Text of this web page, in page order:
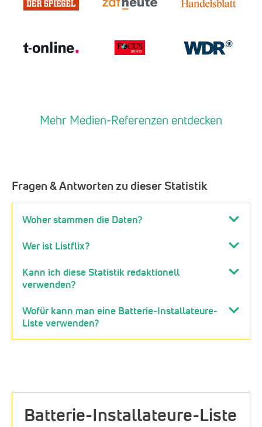
Mehr Medien-Referenzen entdecken
Fragen & Antworten zu dieser Statistik
Woher stammen die Daten?
Wer ist Listflix?
Kann ich diese Statistik redaktionell
verwenden?
Wofür kann man eine Batterie-Installateure-
Liste verwenden?
Batterie-Installateure-Liste